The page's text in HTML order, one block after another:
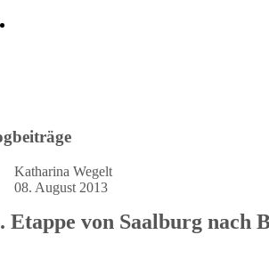
Katharina Wegelt
08. August 2013
Etappe von Saalburg nach